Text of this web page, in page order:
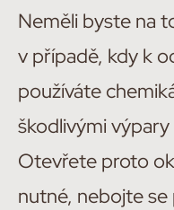
Neměli byste na
v případě, kdy k
používáte
škodlivými výpary
Otevřete proto
nutné, nebojte